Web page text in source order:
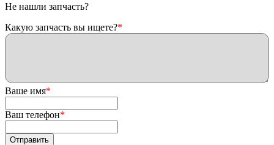
Не нашли запчасть?
Какую запчасть вы ищете?*
Ваше имя*
Ваш телефон*